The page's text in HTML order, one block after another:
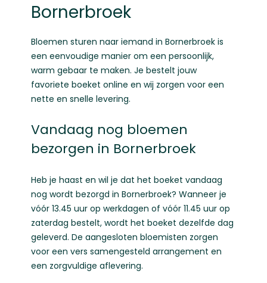
Bornerbroek
Bloemen sturen naar iemand in Bornerbroek is
een eenvoudige manier om een persoonlijk,
warm gebaar te maken. Je bestelt jouw
favoriete boeket online en wij zorgen voor een
nette en snelle levering.
Vandaag nog bloemen
bezorgen in Bornerbroek
Heb je haast en wil je dat het boeket vandaag
nog wordt bezorgd in Bornerbroek? Wanneer je
vóór 13.45 uur op werkdagen of vóór 11.45 uur op
zaterdag bestelt, wordt het boeket dezelfde dag
geleverd. De aangesloten bloemisten zorgen
voor een vers samengesteld arrangement en
een zorgvuldige aflevering.